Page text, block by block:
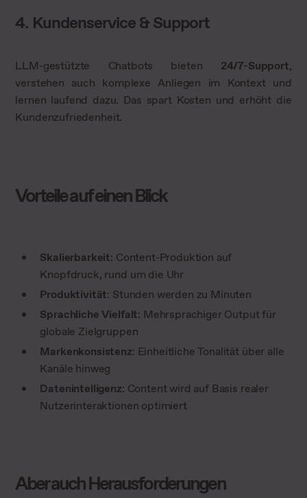
4. Kundenservice & Support
LLM-gestützte Chatbots bieten 24/7-Support,
verstehen auch komplexe Anliegen im Kontext und
lernen laufend dazu. Das spart Kosten und erhöht die
Kundenzufriedenheit.
Vorteile auf einen Blick
Skalierbarkeit: Content-Produktion auf
Knopfdruck, rund um die Uhr
Produktivität: Stunden werden zu Minuten
Sprachliche Vielfalt: Mehrsprachiger Output für
globale Zielgruppen
Markenkonsistenz: Einheitliche Tonalität über alle
Kanäle hinweg
Datenintelligenz: Content wird auf Basis realer
Nutzerinteraktionen optimiert
Aber auch Herausforderungen